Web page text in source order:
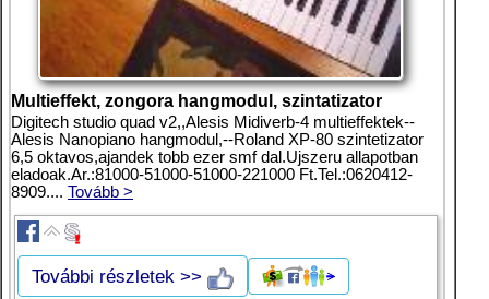
Multieffekt, zongora hangmodul, szintatizator
Digitech studio quad v2,,Alesis Midiverb-4 multieffektek--
Alesis Nanopiano hangmodul,--Roland XP-80 szintetizator
6,5 oktavos,ajandek tobb ezer smf dal.Ujszeru allapotban
eladoak.Ar.:81000-51000-51000-221000 Ft.Tel.:0620412-
8909.... Tovább >
További részletek >>